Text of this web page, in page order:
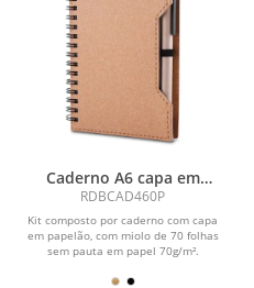
Caderno A6 capa em
papelão reciclado com
caneta
RDBCAD460P
Kit composto por caderno com capa
em papelão, com miolo de 70 folhas
sem pauta em papel 70g/m².